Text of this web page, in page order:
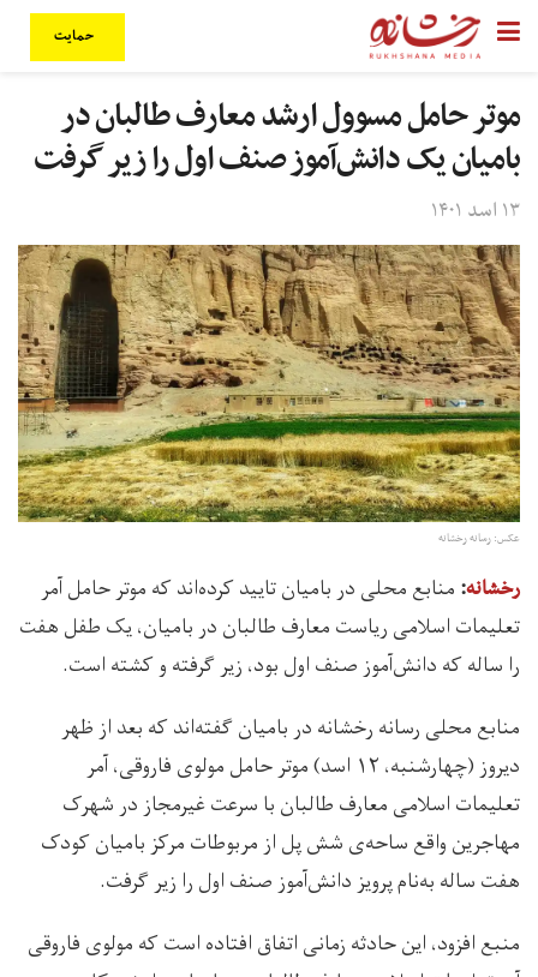
حمایت
موتر حامل مسوول ارشد معارف طالبان در
بامیان یک دانش‌آموز صنف اول را زیر گرفت
۱۳ اسد ۱۴۰۱
عکس: رسانه رخشانه
رخشانه: منابع محلی در بامیان تایید کرده‌اند که موتر حامل آمر
تعلیمات اسلامی ریاست معارف طالبان در بامیان، یک طفل هفت
را ساله که دانش‌آموز صنف اول بود، زیر گرفته و کشته است.
منابع محلی رسانه رخشانه در بامیان گفته‌اند که بعد از ظهر
دیروز (چهارشنبه، ۱۲ اسد) موتر حامل مولوی فاروقی، آمر
تعلیمات اسلامی معارف طالبان با سرعت غیرمجاز در شهرک
مهاجرین واقع ساحه‌ی شش پل از مربوطات مرکز بامیان کودک
هفت ساله به‌نام پرویز دانش‌آموز صنف اول را زیر گرفت.
منبع افزود، این حادثه زمانی اتفاق افتاده است که مولوی فاروقی